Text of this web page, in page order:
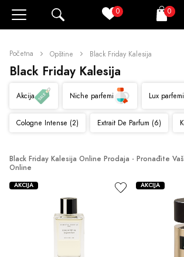
0 Korpa
0
Početna Opštine Black Friday Kalesija
Black Friday Kalesija
Akcija Niche parfemi Lux parfemi
Cologne Intense (2) Extrait De Parfum (6)
Black Friday Kalesija Online Prodaja - Pronađite
Online
AKCIJA AKCIJA